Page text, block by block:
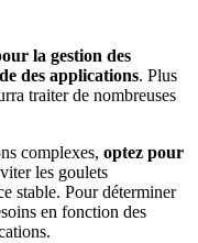
la gestion des
des applications. Plus
traiter de nombreuses
complexes, optez pour
les goulets
stable. Pour déterminer
en fonction des